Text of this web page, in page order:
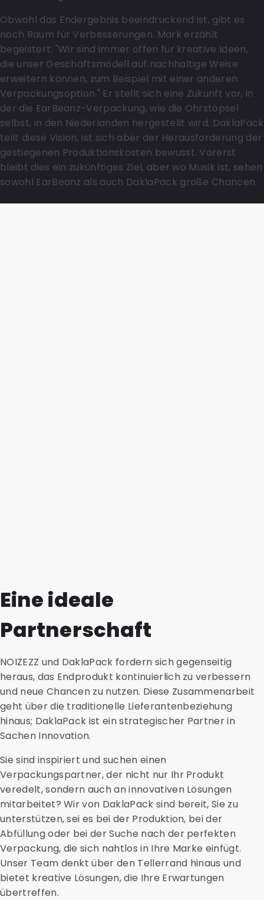
Obwohl das Endergebnis beeindruckend ist, gibt es
noch Raum für Verbesserungen. Mark erzählt
begeistert: "Wir sind immer offen für kreative Ideen,
die unser Geschäftsmodell auf nachhaltige Weise
erweitern können, zum Beispiel mit einer anderen
Verpackungsoption." Er stellt sich eine Zukunft vor, in
der die EarBeanz-Verpackung, wie die Ohrstöpsel
selbst, in den Niederlanden hergestellt wird. DaklaPack
teilt diese Vision, ist sich aber der Herausforderung der
gestiegenen Produktionskosten bewusst. Vorerst
bleibt dies ein zukünftiges Ziel, aber wo Musik ist, sehen
sowohl EarBeanz als auch DaklaPack große Chancen.
Eine ideale
Partnerschaft
NOIZEZZ und DaklaPack fordern sich gegenseitig
heraus, das Endprodukt kontinuierlich zu verbessern
und neue Chancen zu nutzen. Diese Zusammenarbeit
geht über die traditionelle Lieferantenbeziehung
hinaus; DaklaPack ist ein strategischer Partner in
Sachen Innovation.
Sie sind inspiriert und suchen einen
Verpackungspartner, der nicht nur Ihr Produkt
veredelt, sondern auch an innovativen Lösungen
mitarbeitet? Wir von DaklaPack sind bereit, Sie zu
unterstützen, sei es bei der Produktion, bei der
Abfüllung oder bei der Suche nach der perfekten
Verpackung, die sich nahtlos in Ihre Marke einfügt.
Unser Team denkt über den Tellerrand hinaus und
bietet kreative Lösungen, die Ihre Erwartungen
übertreffen.